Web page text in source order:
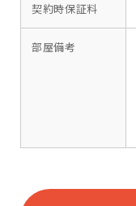
契約時保証料
部屋備考